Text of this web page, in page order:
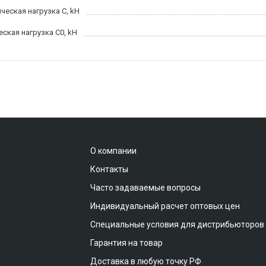
нагрузка C, kН
нагрузка C0, kH
О компании
Контакты
Часто задаваемые вопросы
Индивидуальный расчет оптовых цен
Специальные условия для дистрибьюторов
Гарантия на товар
Доставка в любую точку РФ